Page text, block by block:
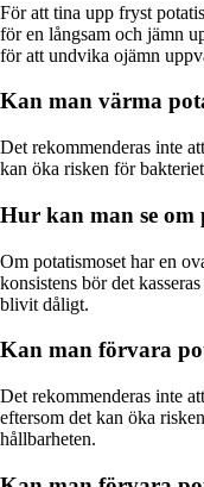
För att tina upp fryst
för en långsam och jämn
för att undvika ojämn
Kan man värma
Det rekommenderas inte
kan öka risken för
Hur kan man se
Om potatismoset har en
konsistens bör det
blivit dåligt.
Kan man förvara
Det rekommenderas inte
eftersom det kan öka
hållbarheten.